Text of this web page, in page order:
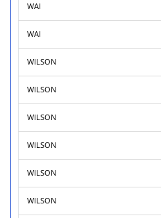
WAI
WAI
WILSON
WILSON
WILSON
WILSON
WILSON
WILSON